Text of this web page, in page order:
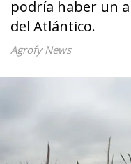
podría haber un
del Atlántico.
Agrofy News